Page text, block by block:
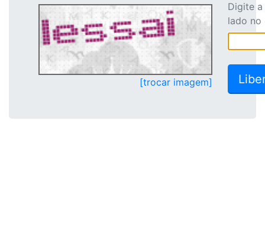
[trocar imagem]
Digite
lado no